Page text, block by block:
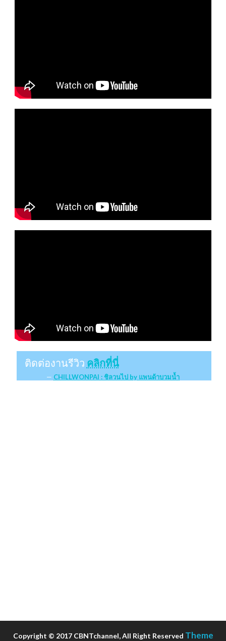
ติดต่องานรีวิว คลิกที่นี่
CHILLWONPAI : ชิลวนไป by แพนด้าบวมน้ำ
Copyright © 2017 CBNTchannel, All Right Reserved Theme